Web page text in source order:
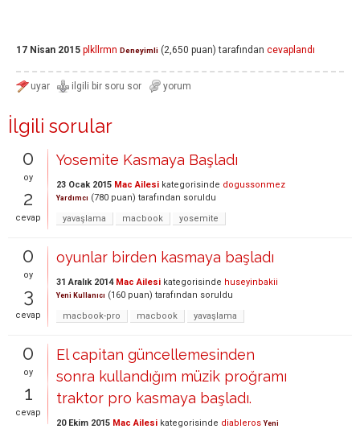
17 Nisan 2015 plkllrmn Deneyimli (2,650 puan) tarafından cevaplandı
İlgili sorular
0
oy
2
cevap
Yosemite Kasmaya Başladı
23 Ocak 2015 Mac Ailesi kategorisinde dogussonmez
Yardımcı (780 puan) tarafından soruldu
yavaşlama
macbook yosemite
0
oy
3
cevap
oyunlar birden kasmaya başladı
31 Aralık 2014 Mac Ailesi kategorisinde huseyinbakii
Yeni Kullanıcı (160 puan) tarafından soruldu
macbook-pro
macbook yavaşlama
0
oy
1
cevap
El capitan güncellemesinden
sonra kullandığım müzik proğramı
traktor pro kasmaya başladı.
20 Ekim 2015 Mac Ailesi kategorisinde diableros Yeni